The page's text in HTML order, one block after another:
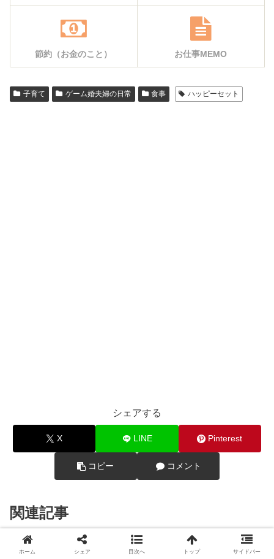
節約（お金のこと） お仕事MEMO
子育て ゲーム婚夫婦の日常 食事 ハッピーセット
シェアする
X LINE Pinterest
コピー コメント
関連記事
子育て
【2025年3月】ハッピーセット
ホーム シェア 目次へ トップ サイドバー